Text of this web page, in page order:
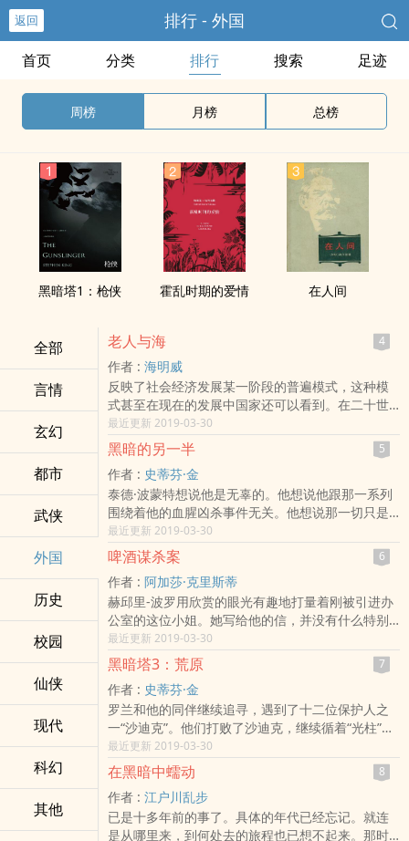
返回 排行 - 外国
首页 分类 排行 搜索 足迹
周榜 月榜 总榜
黑暗塔1：枪侠 霍乱时期的爱情 在人间
全部
言情
玄幻
都市
武侠
外国
历史
校园
仙侠
现代
科幻
其他
老人与海 4
作者 : 海明威
反映了社会经济发展某一阶段的普遍模式，这种模
式甚至在现在的发展中国家还可以看到。在二十世
纪三四十年代的农业国古巴，传统的渔业文化（和
工业化世界隔绝，贴近自然，脱离现代技术，受庞
大的家族和紧密联系的村落的约束）开始受到捕鱼
产业（依赖工业化的世界，不顾或忽视环境，依靠
机械设备获取利润，受庞大的家族和地方村落的约
束较少）的冲击。在《老人与海》里，一方面，海
明威把圣地亚哥描绘成一个一心一意将捕鱼手艺与
自身身份、行为准则和自然法则完美结合在一起的
渔民；另一方面，海明威刻画了一些奉行实用主义
的年轻渔民，他们把鲨鱼肝卖给美国的肝油产业，
用这些利润购买摩托艇及其他机械设备，把捕鱼全
然当做改善物质生活的一种手段。
最近更新 2019-03-30
黑暗的另一半 5
作者 : 史蒂芬·金
泰德·波蒙特想说他是无辜的。他想说他跟那一系列
围绕着他的血腥凶杀事件无关。他想说那一切只是
想象。他想说他跟电话里传来的邪恶的威胁无关。
但他怎么解释犯罪现场那血淋淋的指纹呢？人们真
正的生活开始于不同的时期，这一点和他们原始的
肉体相反。泰德·波蒙特是个小男孩，他出生在新泽
西州伯根菲尔德市的里杰威，他真正的生活开始于
1960年。那年，有两件事在他身上发生。第一件事
决定了他的一生，而第二件事却几乎结束了他的一
生。那年，泰德·波蒙特十一岁。
最近更新 2019-03-30
啤酒谋杀案 6
作者 : 阿加莎·克里斯蒂
赫邱里-波罗用欣赏的眼光有趣地打量着刚被引进办
公室的这位小姐。她写给他的信，并没有什么特别
的地方，只要求见他一面，没提任何别的事。信很
简短，语气也很认真，唯有坚毅有力的字迹，可以
看出这位卡拉-李马倩是个年轻活泼的女性。现在，
他终于见到她本人了──高挑，苗条，二十出头。她
是那种任何人都会忍不住多看一眼的女人，身上穿
的衣服很昂贵，裁剪也很合宜。她的眉生得相当方
正，鼻梁挺直而有个性，下巴坚毅果决。
最近更新 2019-03-30
黑暗塔3：荒原 7
作者 : 史蒂芬·金
罗兰和他的同伴继续追寻，遇到了十二位保护人之
一“沙迪克”。他们打败了沙迪克，继续循着“光柱”向
黑暗之塔前进。在路上，他们意外地发现了一扇通
向杰克的世界的门户。主人公们乘坐一辆单轨列车
从一个死亡的文明驶往托皮卡。本书中我们还会结
识杰克的伙伴——一只会说话、名叫奥伊的类似獾
的小动物。
最近更新 2019-03-30
在黑暗中蠕动 8
作者 : 江户川乱步
已是十多年前的事了。具体的年代已经忘记。就连
是从哪里来，到何处去的旅程也已想不起来。那时